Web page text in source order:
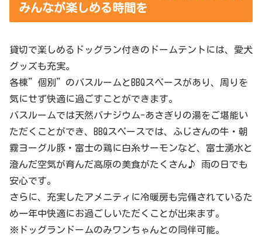
みんなが楽しめる時間を
貸切で楽しめるドッグラン付きのドームテントには、愛犬
グッズも充実。
各棟”個別”のバスルームとBBQスペースがあり、周りを
気にせず快適に過ごすことができます。
バスルームでは天然バナジウム-あさぎりの湯をご堪能い
ただくことができ、BBQスペースでは、ふじさんの牛・朝
霧ヨーグル豚・富士の鶏に白糸サーモンなど、富士湧水と
澄んだ空気が育んだ高原の美食がたくさん♪ 雨の日でも
安心です。
さらに、充実したアメニティに冷暖房も完備されているた
め一年中快適にお過ごしいただくことが出来ます。
※ドッグランドームのみワンちゃんとの同伴可能。